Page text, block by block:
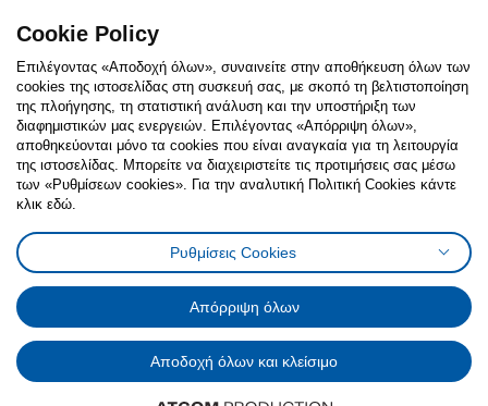
Follow us:
FacebookInstagram
TikTokYoutubePinterestTwitter
Πολιτική CookiesΔήλωση ψηφιακής προσβασιμότητας
Ρυθμίσεις cookiesΌροι Χρήσης
Γενική Πολιτική Προσωπικών Δεδομένων
Πολιτική Προσωπικών Δεδομένων για ΙΚΕΑ.gr
Κώδικας Καταναλωτικής Δεοντολογίας
© Inter-IKEA Systems B.V. 1999 - 2025
Cookie Policy
Επιλέγοντας «Αποδοχή όλων», συναινείτε στην αποθήκευση όλων των
cookies της ιστοσελίδας στη συσκευή σας, με σκοπό τη βελτιστοποίηση
της πλοήγησης, τη στατιστική ανάλυση και την υποστήριξη των
διαφημιστικών μας ενεργειών. Επιλέγοντας «Απόρριψη όλων»,
αποθηκεύονται μόνο τα cookies που είναι αναγκαία για τη λειτουργία
της ιστοσελίδας. Μπορείτε να διαχειριστείτε τις προτιμήσεις σας μέσω
των «Ρυθμίσεων cookies». Για την αναλυτική Πολιτική Cookies κάντε
κλικ εδώ.
Ρυθμίσεις Cookies
Απόρριψη όλων
Αποδοχή όλων και κλείσιμο